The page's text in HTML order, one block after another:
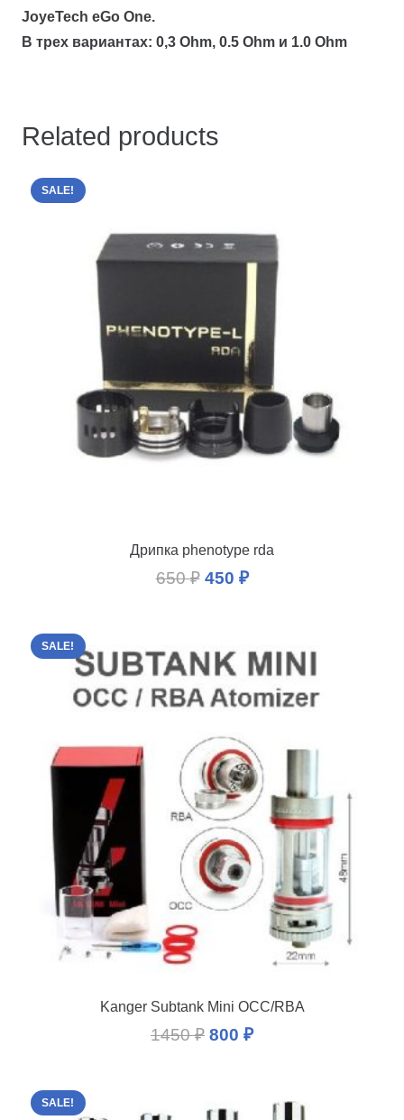
JoyeTech eGo One.
В трех вариантах: 0,3 Ohm, 0.5 Ohm и 1.0 Ohm
Related products
SALE!
Дрипка phenotype rda
650₽ 450 ₽
SALE!
Kanger Subtank Mini OCC/RBA
1450₽ 800 ₽
SALE!